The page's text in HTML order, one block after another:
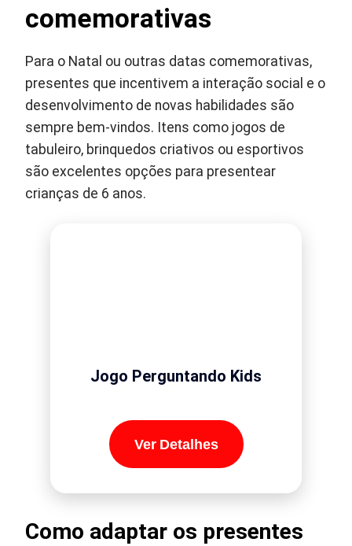
comemorativas
Para o Natal ou outras datas comemorativas,
presentes que incentivem a interação social e o
desenvolvimento de novas habilidades são
sempre bem-vindos. Itens como jogos de
tabuleiro, brinquedos criativos ou esportivos
são excelentes opções para presentear
crianças de 6 anos.
Jogo Perguntando Kids
Ver Detalhes
Como adaptar os presentes